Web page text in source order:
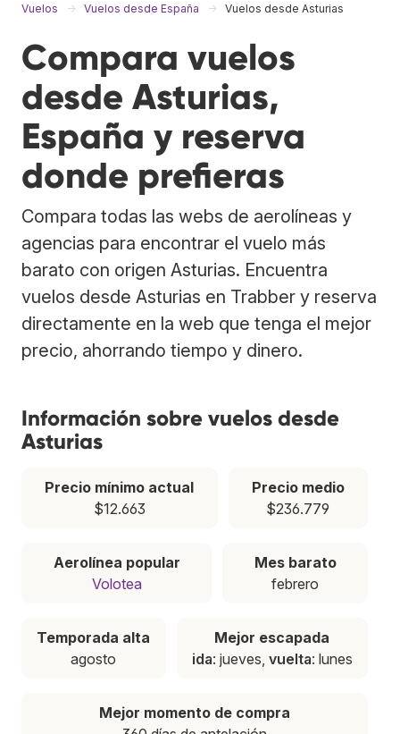
Vuelos Vuelos desde España Vuelos desde Asturias
Compara vuelos
desde Asturias,
España y reserva
donde prefieras
Compara todas las webs de aerolíneas y
agencias para encontrar el vuelo más
barato con origen Asturias. Encuentra
vuelos desde Asturias en Trabber y reserva
directamente en la web que tenga el mejor
precio, ahorrando tiempo y dinero.
Información sobre vuelos desde
Asturias
Precio mínimo actual
$12.663
Precio medio
$236.779
Aerolínea popular
Volotea
Mes barato
febrero
Temporada alta
agosto
Mejor escapada
ida: jueves, vuelta: lunes
Mejor momento de compra